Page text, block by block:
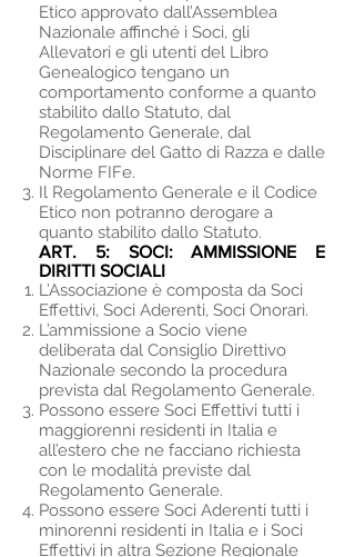
Etico approvato dall’Assemblea
Nazionale affinché i Soci, gli
Allevatori e gli utenti del Libro
Genealogico tengano un
comportamento conforme a quanto
stabilito dallo Statuto, dal
Regolamento Generale, dal
Disciplinare del Gatto di Razza e dalle
Norme FIFe.
Il Regolamento Generale e il Codice
Etico non potranno derogare a
quanto stabilito dallo Statuto.
ART. 5: SOCI: AMMISSIONE E
DIRITTI SOCIALI
L’Associazione è composta da Soci
Effettivi, Soci Aderenti, Soci Onorari.
L’ammissione a Socio viene
deliberata dal Consiglio Direttivo
Nazionale secondo la procedura
prevista dal Regolamento Generale.
Possono essere Soci Effettivi tutti i
maggiorenni residenti in Italia e
all’estero che ne facciano richiesta
con le modalità previste dal
Regolamento Generale.
Possono essere Soci Aderenti tutti i
minorenni residenti in Italia e i Soci
Effettivi in altra Sezione Regionale